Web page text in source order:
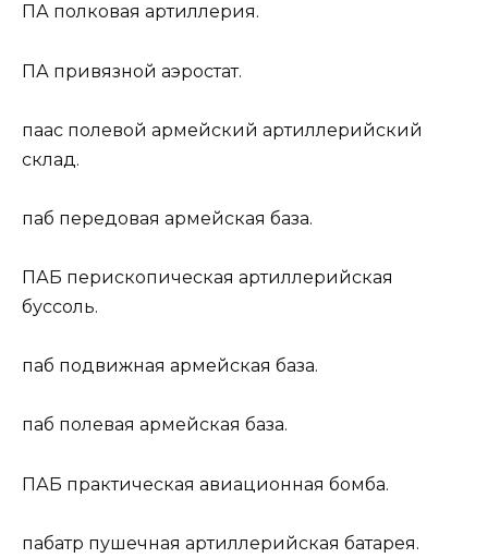
ПА полковая артиллерия.
ПА привязной аэростат.
паас полевой армейский артиллерийский
склад.
паб передовая армейская база.
ПАБ перископическая артиллерийская
буссоль.
паб подвижная армейская база.
паб полевая армейская база.
ПАБ практическая авиационная бомба.
пабатр пушечная артиллерийская батарея.